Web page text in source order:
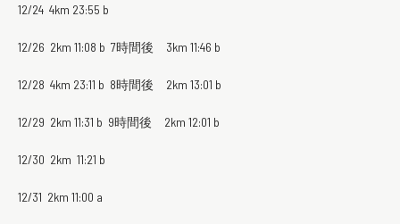
12/24 4km 23:55 b
12/26 2km 11:08 b 7時間後 3km 11:46 b
12/28 4km 23:11 b 8時間後 2km 13:01 b
12/29 2km 11:31 b 9時間後 2km 12:01 b
12/30 2km 11:21 b
12/31 2km 11:00 a